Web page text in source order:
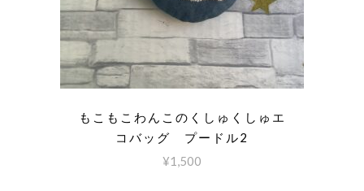
もこもこわんこのくしゅくしゅエ
コバッグ プードル2
¥1,500